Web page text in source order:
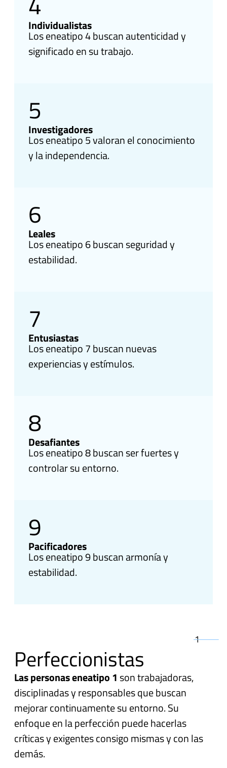
Individualistas
Los eneatipo 4 buscan autenticidad y
significado en su trabajo.
5
Investigadores
Los eneatipo 5 valoran el conocimiento
y la independencia.
6
Leales
Los eneatipo 6 buscan seguridad y
estabilidad.
7
Entusiastas
Los eneatipo 7 buscan nuevas
experiencias y estímulos.
8
Desafiantes
Los eneatipo 8 buscan ser fuertes y
controlar su entorno.
9
Pacificadores
Los eneatipo 9 buscan armonía y
estabilidad.
1
Perfeccionistas
Las personas eneatipo 1 son trabajadoras,
disciplinadas y responsables que buscan
mejorar continuamente su entorno. Su
enfoque en la perfección puede hacerlas
críticas y exigentes consigo mismas y con las
demás.